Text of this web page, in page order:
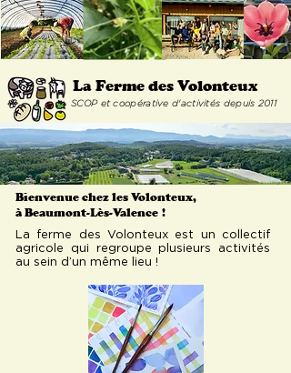
La Ferme des Volonteux
SCOP et coopérative d'activités depuis 2011
Bienvenue chez les Volonteux,
à Beaumont-Lès-Valence !
La ferme des Volonteux est un collectif
agricole qui regroupe plusieurs activités
au sein d’un même lieu !